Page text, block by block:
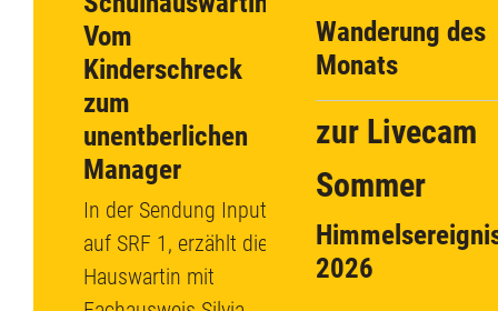
Vom
Kinderschreck
zum
unentberlichen
Manager
In der Sendung Input
auf SRF 1, erzählt die
Hauswartin mit
Wanderung des
Monats
zur Livecam
Sommer
2026